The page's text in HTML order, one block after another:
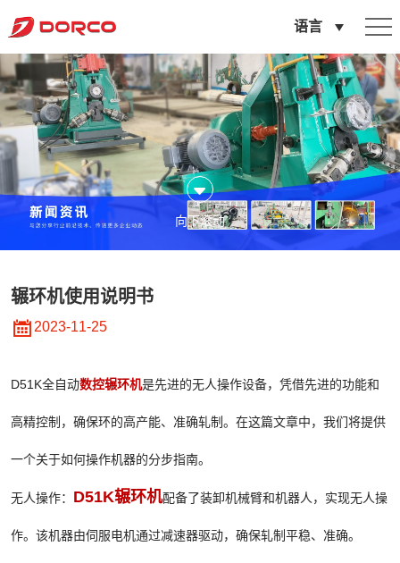
语言
辗
环
机
使
用
说
明
向下滚动
辗环机使用说明书
2023-11-25
D51K全自动数控辗环机是先进的无人操作设备，凭借先进的功能和
高精控制，确保环的高产能、准确轧制。在这篇文章中，我们将提供
一个关于如何操作机器的分步指南。
无人操作： D51K辗环机配备了装卸机械臂和机器人，实现无人操
作。该机器由伺服电机通过减速器驱动，确保轧制平稳、准确。